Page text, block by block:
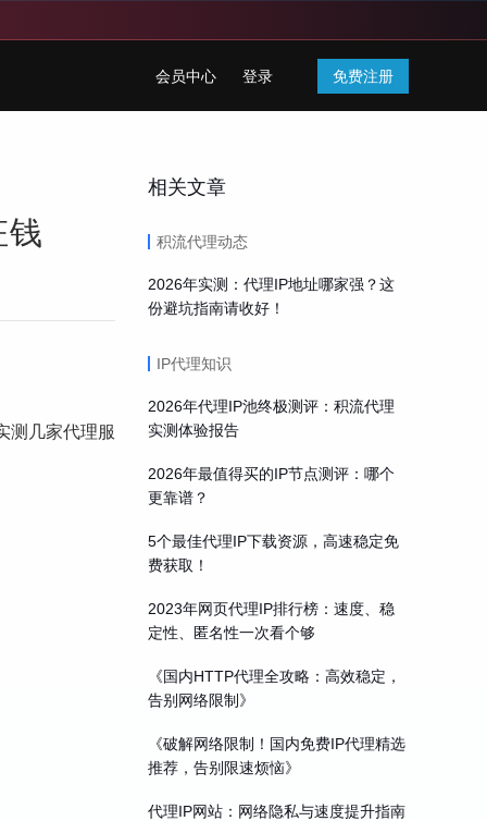
会员中心 登录 免费注册
钱
测几家代理服
相关文章
积流代理动态
2026年实测：代理IP地址哪家强？这
份避坑指南请收好！
IP代理知识
2026年代理IP池终极测评：积流代理
实测体验报告
2026年最值得买的IP节点测评：哪个
更靠谱？
5个最佳代理IP下载资源，高速稳定免
费获取！
2023年网页代理IP排行榜：速度、稳
定性、匿名性一次看个够
《国内HTTP代理全攻略：高效稳定，
告别网络限制》
《破解网络限制！国内免费IP代理精选
推荐，告别限速烦恼》
代理IP网站：网络隐私与速度提升指南